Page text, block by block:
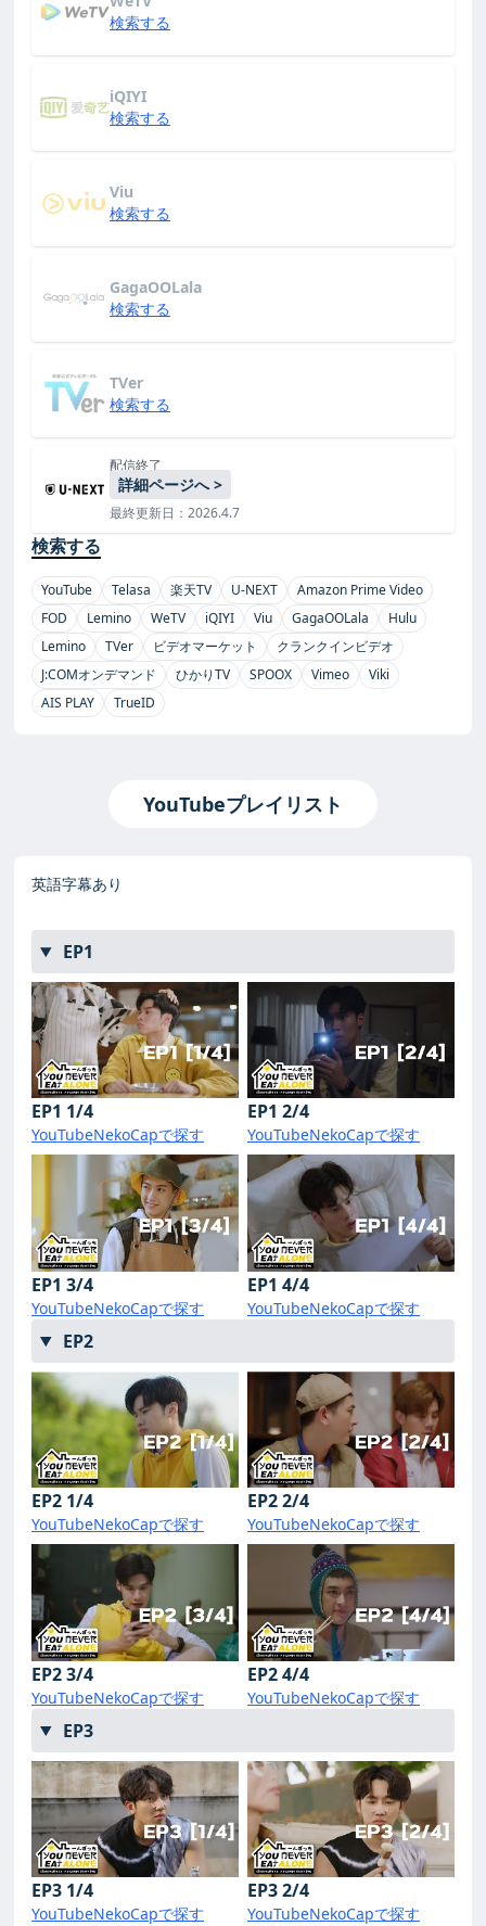
検索する
iQIYI
検索する
Viu
検索する
GagaOOLala
検索する
TVer
検索する
配信終了
詳細ページへ >
最終更新日：2026.4.7
検索する
YouTube Telasa 楽天TV U-NEXT
Amazon Prime Video
FOD
Lemino WeTV iQIYI Viu GagaOOLala
Hulu
Lemino
TVer ビデオマーケット
クランクインビデオ
J:COMオンデマンド
ひかりTV SPOOX Vimeo
Viki
AIS PLAY
TrueID
YouTubeプレイリスト
英語字幕あり
EP1
EP1 1/4
YouTubeNekoCapで探す
EP1 2/4
YouTubeNekoCapで探す
EP1 3/4
YouTubeNekoCapで探す
EP1 4/4
YouTubeNekoCapで探す
EP2
EP2 1/4
YouTubeNekoCapで探す
EP2 2/4
YouTubeNekoCapで探す
EP2 3/4
YouTubeNekoCapで探す
EP2 4/4
YouTubeNekoCapで探す
EP3
EP3 1/4
YouTubeNekoCapで探す
EP3 2/4
YouTubeNekoCapで探す